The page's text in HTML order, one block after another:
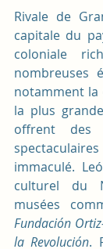
Rivale de
capitale du
coloniale
nombreuses
notamment la
la plus
offrent des
immaculé.
culturel du
musées
Fundación
la Revolución.